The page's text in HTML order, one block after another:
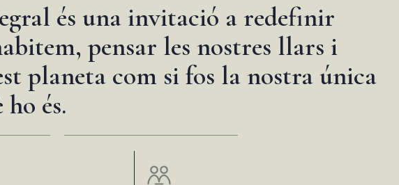
és una invitació a redefinir
pensar les nostres llars i
planeta com si fos la nostra única
ho és.